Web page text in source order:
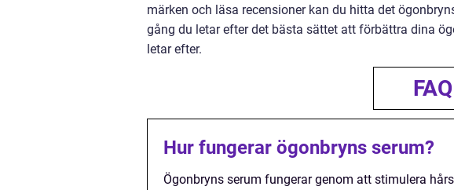
märken och läsa recensioner kan du hitta det
gång du letar efter det bästa sättet att förbättra dina
letar efter.
FAQ
Hur fungerar ögonbryns serum?
Ögonbryns serum fungerar genom att stimulera